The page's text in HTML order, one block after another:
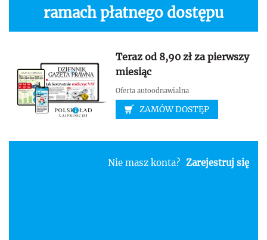
ramach płatnego dostępu
Teraz od 8,90 zł za pierwszy
miesiąc
Oferta autoodnawialna
ZAMÓW DOSTĘP
Nie masz konta? Zarejestruj się